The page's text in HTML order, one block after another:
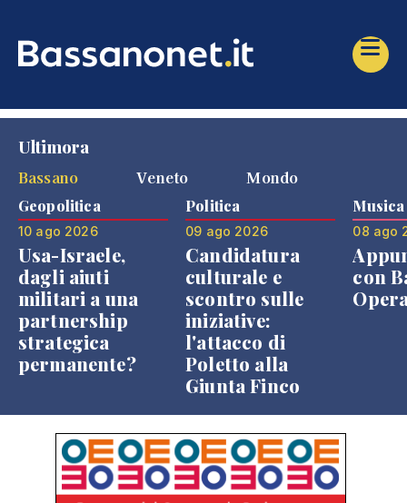
Ultimora
Bassano
Veneto Mondo
Geopolitica
10 ago 2026
Usa-Israele,
dagli aiuti
militari a una
partnership
strategica
permanente?
Politica
09 ago 2026
Candidatura
culturale e
scontro sulle
iniziative:
l'attacco di
Poletto alla
Giunta Finco
Musica
08 ago
con